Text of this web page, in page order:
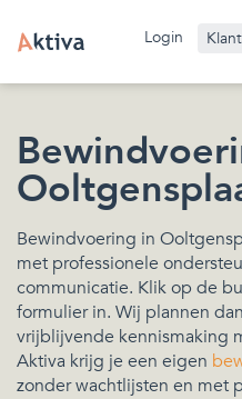
Login
Bewindvoering in
met professionele
communicatie. Klik op de
formulier in. Wij plannen
vrijblijvende kennismaking
Aktiva krijg je een eigen
zonder wachtlijsten en met